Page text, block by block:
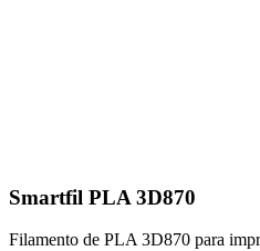
Smartfil PLA 3D870
Filamento de PLA 3D870 para